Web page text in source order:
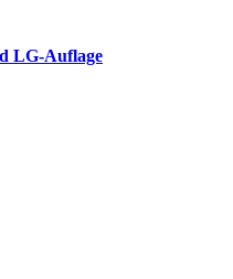
LG-Auflage